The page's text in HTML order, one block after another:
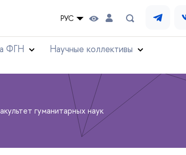
РУС
ФГН
Научные коллективы
гуманитарных наук